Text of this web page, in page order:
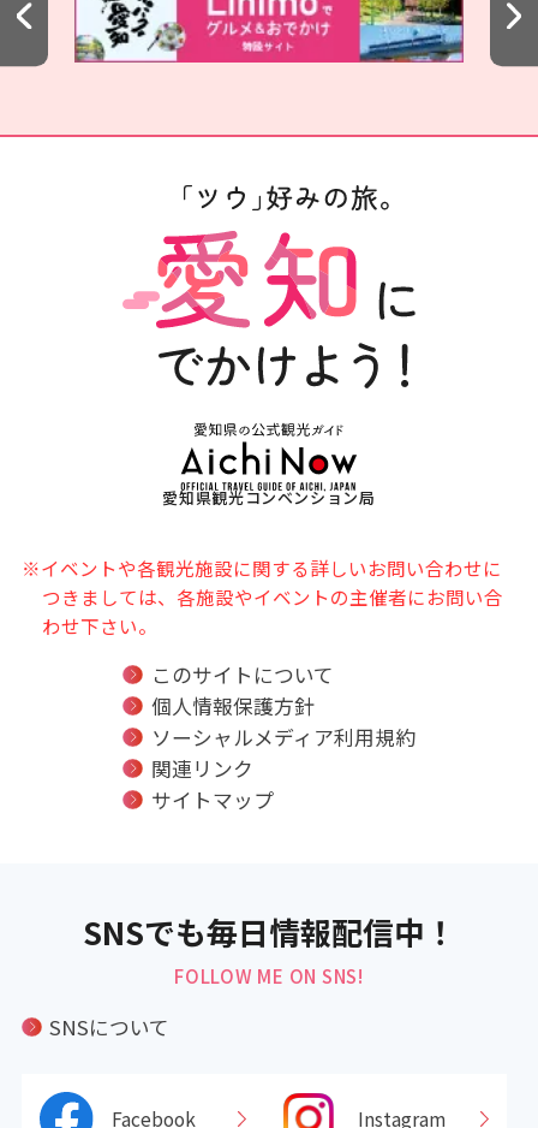
愛知県観光コンベンション局
※イベントや各観光施設に関する詳しいお問い合わせに
つきましては、各施設やイベントの主催者にお問い合
わせ下さい。
このサイトについて
個人情報保護方針
ソーシャルメディア利用規約
関連リンク
サイトマップ
SNSでも毎日情報配信中！
FOLLOW ME ON SNS!
SNSについて
Facebook Instagram